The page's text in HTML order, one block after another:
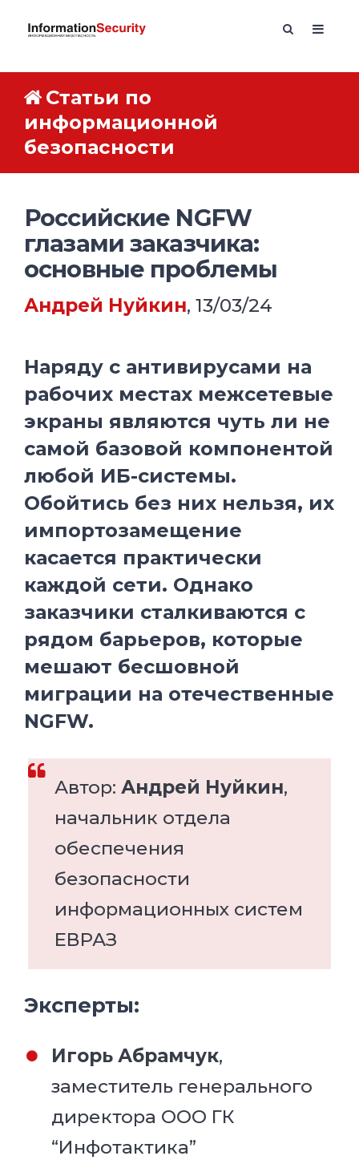
Статьи по
информационной
безопасности
Российские NGFW
глазами заказчика:
основные проблемы
Андрей Нуйкин, 13/03/24
Наряду с антивирусами на
рабочих местах межсетевые
экраны являются чуть ли не
самой базовой компонентой
любой ИБ-системы.
Обойтись без них нельзя, их
импортозамещение
касается практически
каждой сети. Однако
заказчики сталкиваются с
рядом барьеров, которые
мешают бесшовной
миграции на отечественные
NGFW.
Автор: Андрей Нуйкин,
начальник отдела
обеспечения
безопасности
информационных систем
ЕВРАЗ
Эксперты:
Игорь Абрамчук,
заместитель генерального
директора ООО ГК
“Инфотактика”